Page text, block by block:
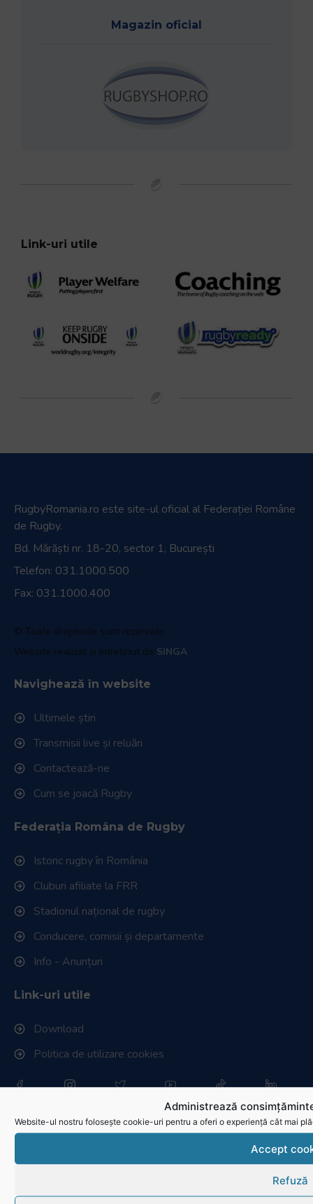
Administrează
Website-ul nostru folosește cookie-uri pentru a oferi o experiență cât mai
Accept
Refuză
Magazin oficial
Link-uri utile
RugbyRomania.ro este site-ul oficial al Federației Române
de Rugby.
Bd. Mărăști nr. 18-20, sector 1, București
Telefon: 031.1000.500
Fax: 031.1000.400
© Toate drepturile sunt rezervate.
Website realizat și întreținut de SINGA
Navighează în website
Ultimele știri
Transmisii live și reluări
Contactează-ne
Cum se joacă Rugby
Federația Româna de Rugby
Istoric rugby în România
Cluburi afiliate la FRR
Stadionul național de rugby
Conducere, comisii și departamente
Info - Anunțuri
Link-uri utile
Download
Politica de utilizare cookies